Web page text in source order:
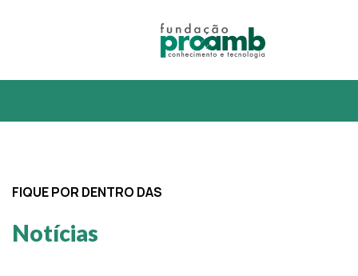
FIQUE POR DENTRO DAS
Notícias